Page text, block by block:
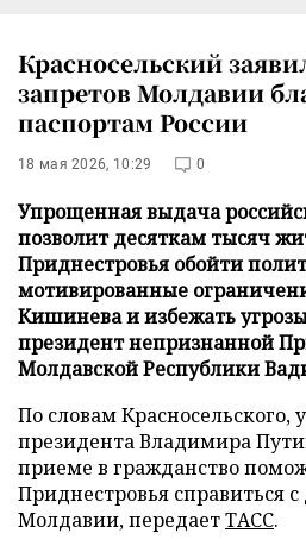
Красносельский
запретов Молдавии
паспортам России
18 мая 2026, 10:29 0
Упрощенная выдача
позволит десяткам тысяч
Приднестровья обойти
мотивированные
Кишинева и избежать
президент непризнанной
Молдавской Республики
По словам Красносельского,
президента Владимира
приеме в гражданство
Приднестровья справиться
Молдавии, передаетТАСС.